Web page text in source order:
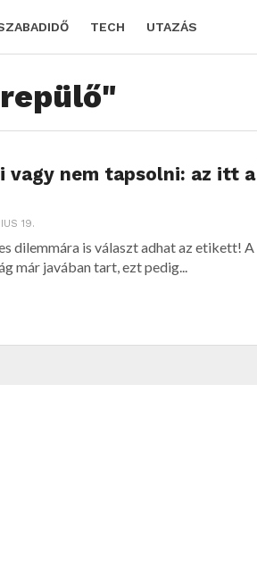
TECH UTAZÁS
vagy nem tapsolni: az itt a
19.
dilemmára is választ adhat az etikett! A
már javában tart, ezt pedig...